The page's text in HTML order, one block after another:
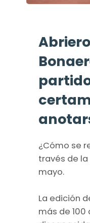
¿Cómo se
través de
mayo.
La edición
más de